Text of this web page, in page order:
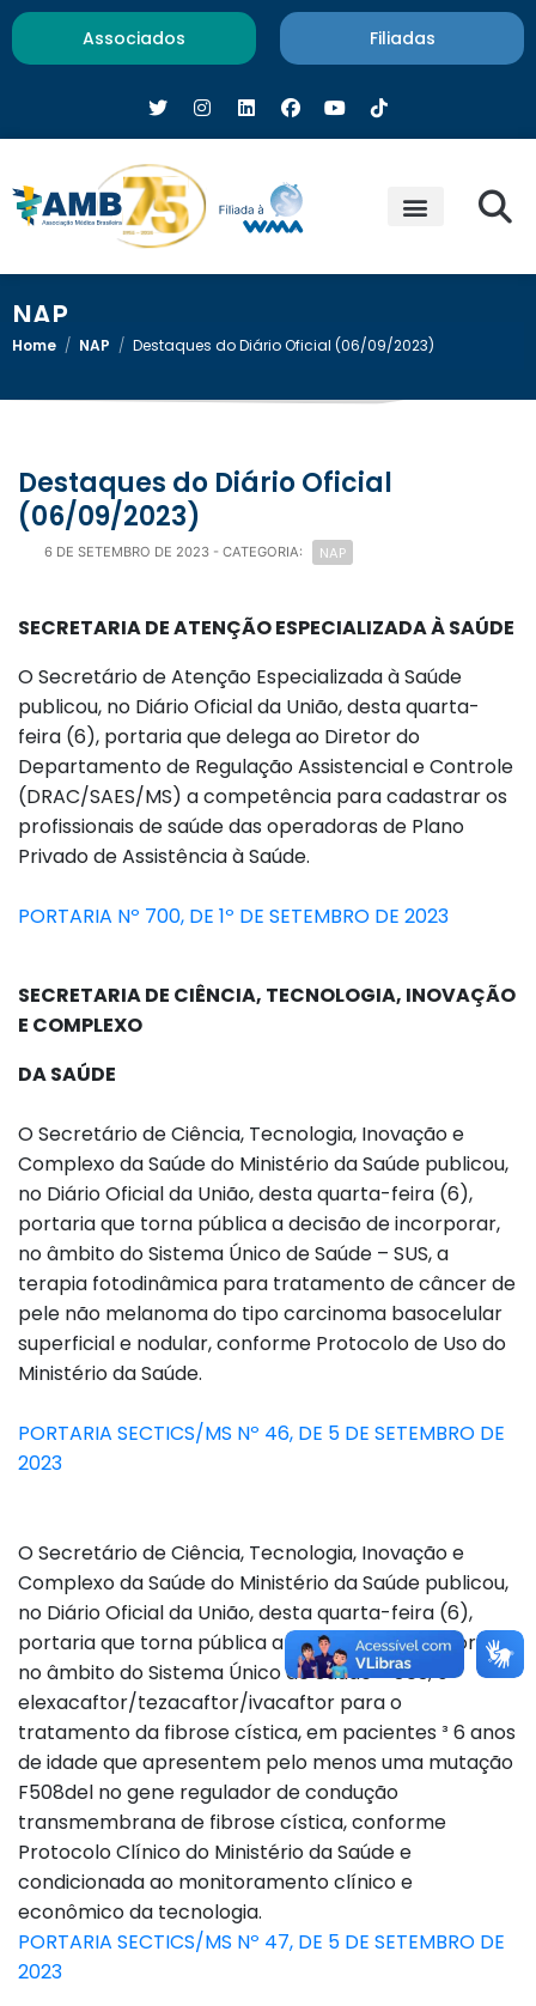
Associados Filiadas
NAP
Home / NAP / Destaques do Diário Oficial (06/09/2023)
Destaques do Diário Oficial
(06/09/2023)
6 DE SETEMBRO DE 2023 - CATEGORIA: NAP
SECRETARIA DE ATENÇÃO ESPECIALIZADA À SAÚDE
O Secretário de Atenção Especializada à Saúde
publicou, no Diário Oficial da União, desta quarta-
feira (6), portaria que delega ao Diretor do
Departamento de Regulação Assistencial e Controle
(DRAC/SAES/MS) a competência para cadastrar os
profissionais de saúde das operadoras de Plano
Privado de Assistência à Saúde.
PORTARIA Nº 700, DE 1º DE SETEMBRO DE 2023
SECRETARIA DE CIÊNCIA, TECNOLOGIA, INOVAÇÃO
E COMPLEXO
DA SAÚDE
O Secretário de Ciência, Tecnologia, Inovação e
Complexo da Saúde do Ministério da Saúde publicou,
no Diário Oficial da União, desta quarta-feira (6),
portaria que torna pública a decisão de incorporar,
no âmbito do Sistema Único de Saúde – SUS, a
terapia fotodinâmica para tratamento de câncer de
pele não melanoma do tipo carcinoma basocelular
superficial e nodular, conforme Protocolo de Uso do
Ministério da Saúde.
PORTARIA SECTICS/MS Nº 46, DE 5 DE SETEMBRO DE
2023
O Secretário de Ciência, Tecnologia, Inovação e
Complexo da Saúde do Ministério da Saúde publicou,
no Diário Oficial da União, desta quarta-feira (6),
portaria que torna pública a decisão de incorporar,
no âmbito do Sistema Único de Saúde – SUS, o
elexacaftor/tezacaftor/ivacaftor para o
tratamento da fibrose cística, em pacientes ³ 6 anos
de idade que apresentem pelo menos uma mutação
F508del no gene regulador de condução
transmembrana de fibrose cística, conforme
Protocolo Clínico do Ministério da Saúde e
condicionada ao monitoramento clínico e
econômico da tecnologia.
PORTARIA SECTICS/MS Nº 47, DE 5 DE SETEMBRO DE
2023